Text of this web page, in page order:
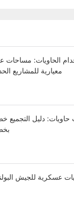
الحاويات: مساحات
معيارية للمشاريع
دليل التجميع
عسكرية للجيش